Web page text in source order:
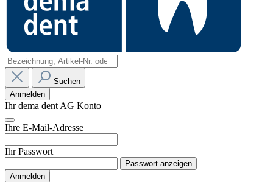
Suchen
Anmelden
Ihr dema dent AG Konto
Ihre E-Mail-Adresse
Ihr Passwort
Passwort anzeigen
Anmelden